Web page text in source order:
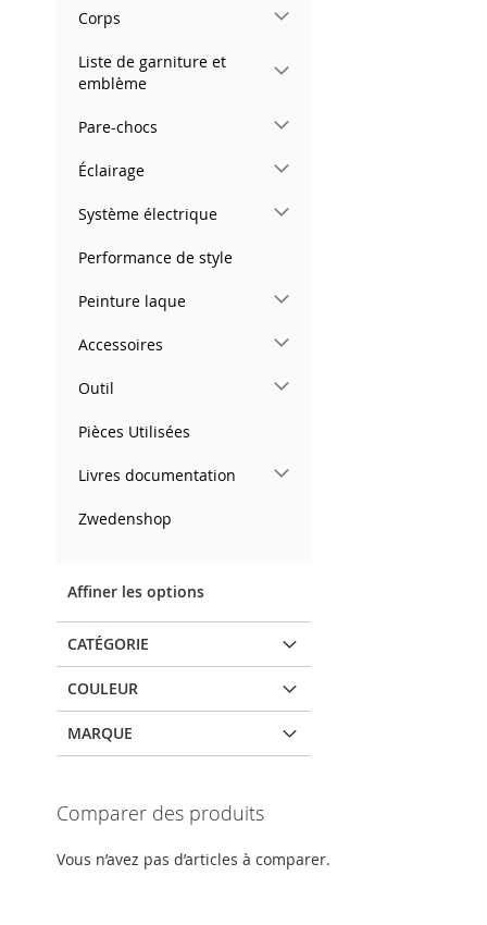
Corps
Liste de garniture et
emblème
Pare-chocs
Éclairage
Système électrique
Performance de style
Peinture laque
Accessoires
Outil
Pièces Utilisées
Livres documentation
Zwedenshop
Affiner les options
CATÉGORIE
COULEUR
MARQUE
Comparer des produits
Vous n’avez pas d’articles à comparer.